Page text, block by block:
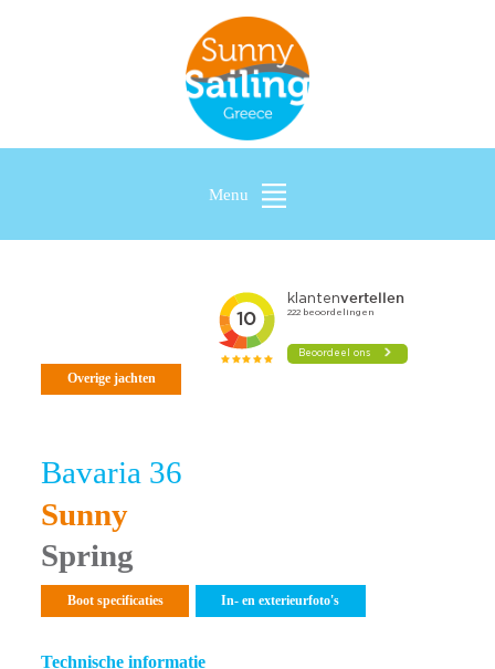
Menu
Overige jachten
Bavaria 36
Sunny
Spring
Boot specificaties In- en exterieurfoto's
Technische informatie